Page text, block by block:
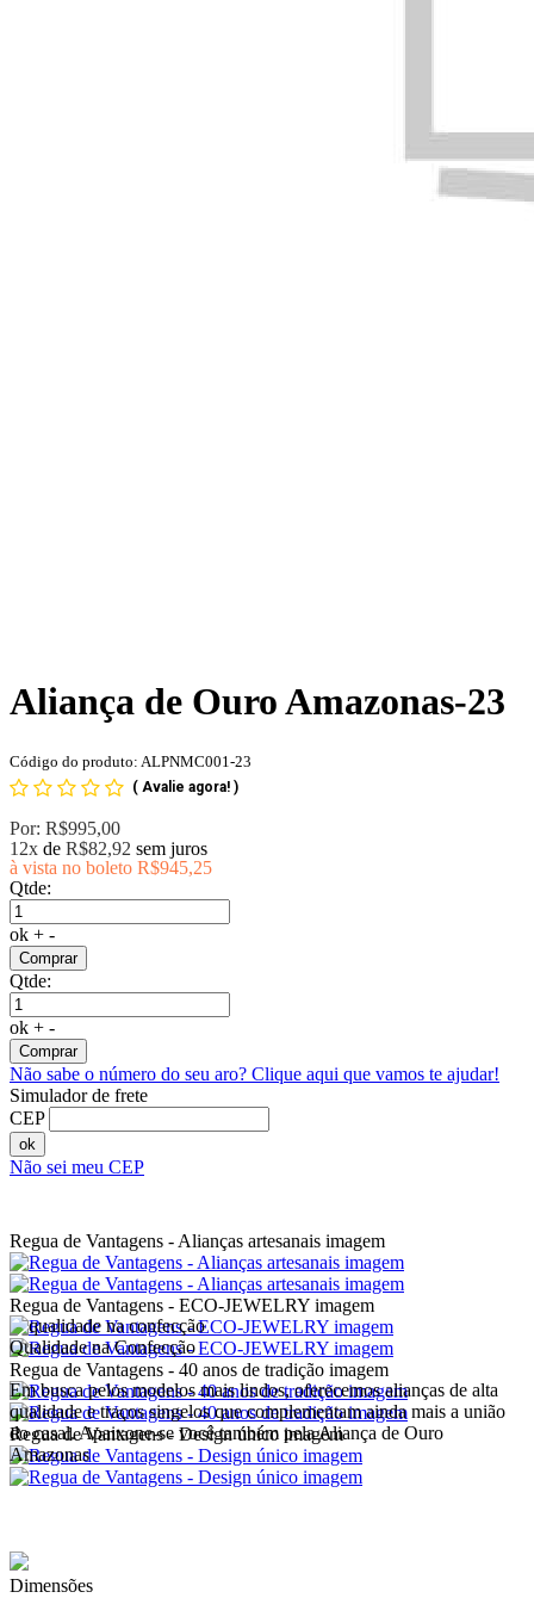
Aliança de Ouro Amazonas-23
Código do produto: ALPNMC001-23
( Avalie agora! )
Por: R$995,00
12x de R$82,92 sem juros
à vista no boleto R$945,25
Qtde:
ok + -
Comprar
Qtde:
ok + -
Comprar
Não sabe o número do seu aro? Clique aqui que vamos te ajudar!
Simulador de frete
CEP
ok
Não sei meu CEP
Regua de Vantagens - Alianças artesanais imagem
Regua de Vantagens - ECO-JEWELRY imagem
Regua de Vantagens - 40 anos de tradição imagem
Regua de Vantagens - Design único imagem
Qualidade na Confecção
Em busca pelos modelos mais lindos, oferecemos alianças de alta
qualidade e traços singelos que complementam ainda mais a união
do casal. Apaixone-se você também pela Aliança de Ouro
Amazonas
Dimensões